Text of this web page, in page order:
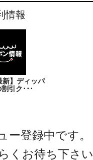
情報
新】ディッパ
引ク･･･
ー登録中です。
くお待ち下さい